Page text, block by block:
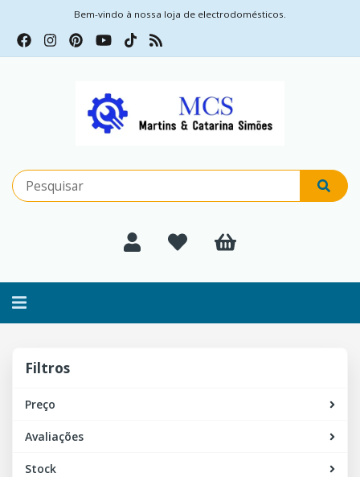
Bem-vindo à nossa loja de electrodomésticos.
Alternar
Filtros
Preço
Avaliações
Stock